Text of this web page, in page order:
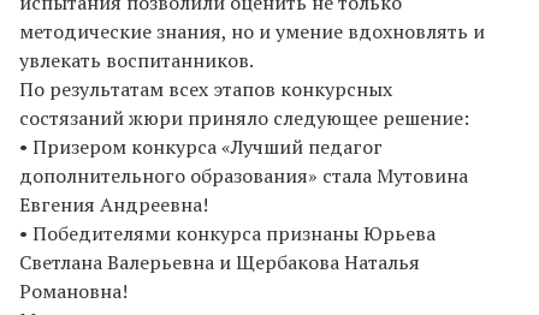
методические знания, но и умение вдохновлять и
увлекать воспитанников.
По результатам всех этапов конкурсных
состязаний жюри приняло следующее решение:
• Призером конкурса «Лучший педагог
дополнительного образования» стала Мутовина
Евгения Андреевна!
• Победителями конкурса признаны Юрьева
Светлана Валерьевна и Щербакова Наталья
Романовна!